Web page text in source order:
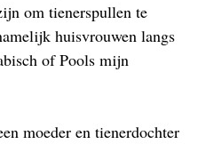
om tienerspullen te
huisvrouwen langs
of Pools mijn
moeder en tienerdochter